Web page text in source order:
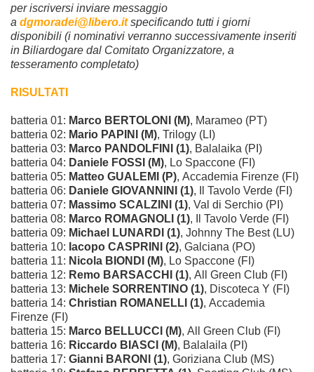
per iscriversi inviare messaggio
a dgmoradei@libero.it specificando tutti i giorni
disponibili (i nominativi verranno successivamente inseriti
in Biliardogare dal Comitato Organizzatore, a
tesseramento completato)
RISULTATI
batteria 01: Marco BERTOLONI (M), Marameo (PT)
batteria 02: Mario PAPINI (M), Trilogy (LI)
batteria 03: Marco PANDOLFINI (1), Balalaika (PI)
batteria 04: Daniele FOSSI (M), Lo Spaccone (FI)
batteria 05: Matteo GUALEMI (P), Accademia Firenze (FI)
batteria 06: Daniele GIOVANNINI (1), Il Tavolo Verde (FI)
batteria 07: Massimo SCALZINI (1), Val di Serchio (PI)
batteria 08: Marco ROMAGNOLI (1), Il Tavolo Verde (FI)
batteria 09: Michael LUNARDI (1), Johnny The Best (LU)
batteria 10: Iacopo CASPRINI (2), Galciana (PO)
batteria 11: Nicola BIONDI (M), Lo Spaccone (FI)
batteria 12: Remo BARSACCHI (1), All Green Club (FI)
batteria 13: Michele SORRENTINO (1), Discoteca Y (FI)
batteria 14: Christian ROMANELLI (1), Accademia
Firenze (FI)
batteria 15: Marco BELLUCCI (M), All Green Club (FI)
batteria 16: Riccardo BIASCI (M), Balalaila (PI)
batteria 17: Gianni BARONI (1), Goriziana Club (MS)